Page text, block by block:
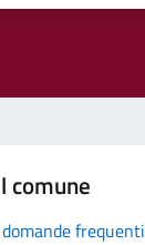
comune
frequenti